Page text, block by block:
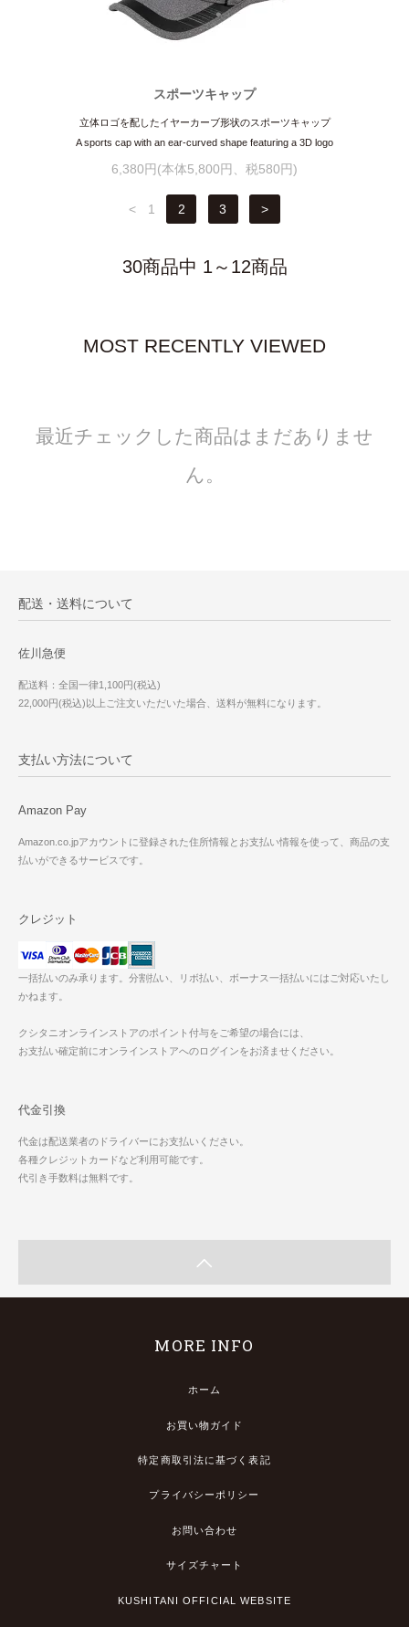
スポーツキャップ
立体ロゴを配したイヤーカーブ形状のスポーツキャップ
A sports cap with an ear-curved shape featuring a 3D logo
6,380円(本体5,800円、税580円)
< 1 2 3 >
30商品中 1～12商品
MOST RECENTLY VIEWED
最近チェックした商品はまだありませ
ん。
配送・送料について
佐川急便
配送料：全国一律1,100円(税込)
22,000円(税込)以上ご注文いただいた場合、送料が無料になります。
支払い方法について
Amazon Pay
Amazon.co.jpアカウントに登録された住所情報とお支払い情報を使って、商品の支
払いができるサービスです。
クレジット
一括払いのみ承ります。分割払い、リボ払い、ボーナス一括払いにはご対応いたし
かねます。
クシタニオンラインストアのポイント付与をご希望の場合には、
お支払い確定前にオンラインストアへのログインをお済ませください。
代金引換
代金は配送業者のドライバーにお支払いください。
各種クレジットカードなど利用可能です。
代引き手数料は無料です。
MORE INFO
ホーム
お買い物ガイド
特定商取引法に基づく表記
プライバシーポリシー
お問い合わせ
サイズチャート
KUSHITANI OFFICIAL WEBSITE